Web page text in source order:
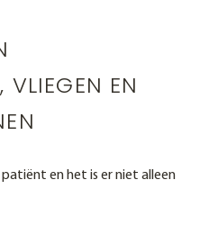
EN
en het is er niet alleen